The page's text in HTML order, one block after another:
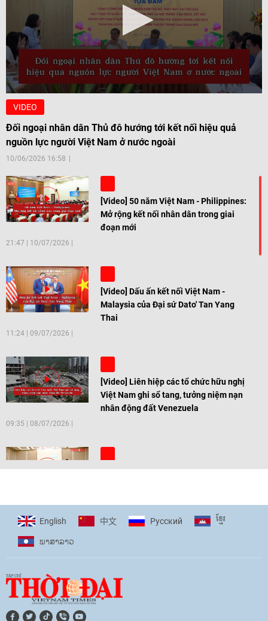
VIDEO
Đối ngoại nhân dân Thủ đô hướng tới kết nối hiệu quả
nguồn lực người Việt Nam ở nước ngoài
10/06/2026 16:58
[Video] 50 năm Việt Nam - Philippines:
Mở rộng kết nối nhân dân trong giai
đoạn mới
21:47 | 10/07/2026
[Video] Dấu ấn kết nối Việt Nam -
Malaysia của Đại sứ Dato' Tan Yang
Thai
11:24 | 09/07/2026
[Video] Liên hiệp các tổ chức hữu nghị
Việt Nam ghi sổ tang, tưởng niệm nạn
nhân động đất Venezuela
09:35 | 08/07/2026
[Video] Trẻ em Đông Á cùng kiến tạo
11:10|17/06/2026
English 中文 Pусский ខ្មែរ
ພາ​ສາ​ລາວ